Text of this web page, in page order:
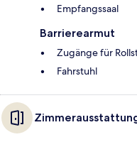
Empfangssaal
Barrierearmut
Zugänge für
Fahrstuhl